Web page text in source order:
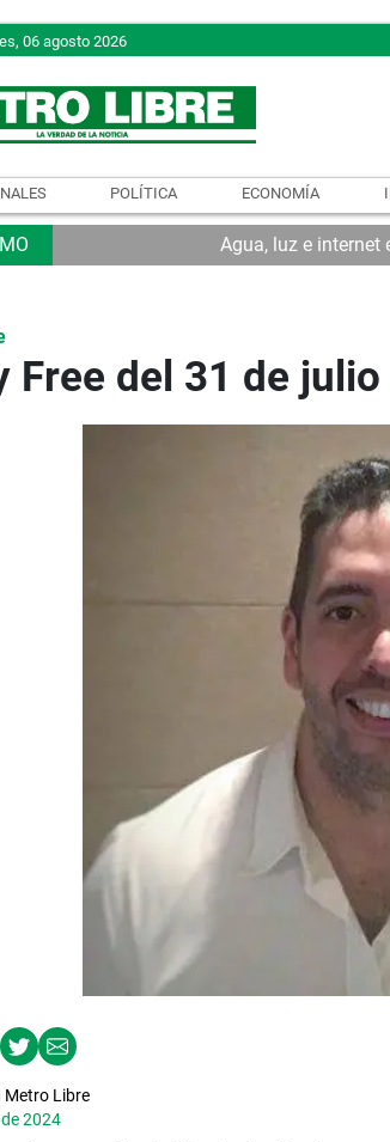
06 agosto 2026
POLÍTICA ECONOMÍA
Agua, luz e internet
Free del 31 de
Metro Libre
2024